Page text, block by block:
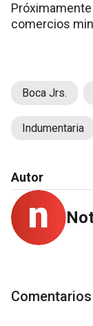
comercios
Boca Jrs.
Indumentaria
Autor
Comentarios